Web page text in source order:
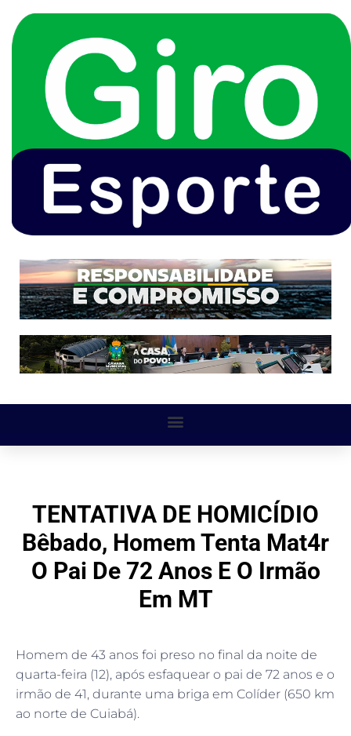
TENTATIVA DE HOMICÍDIO
Bêbado, Homem Tenta Mat4r
O Pai De 72 Anos E O Irmão
Em MT
Homem de 43 anos foi preso no final da noite de
quarta-feira (12), após esfaquear o pai de 72 anos e o
irmão de 41, durante uma briga em Colíder (650 km
ao norte de Cuiabá).